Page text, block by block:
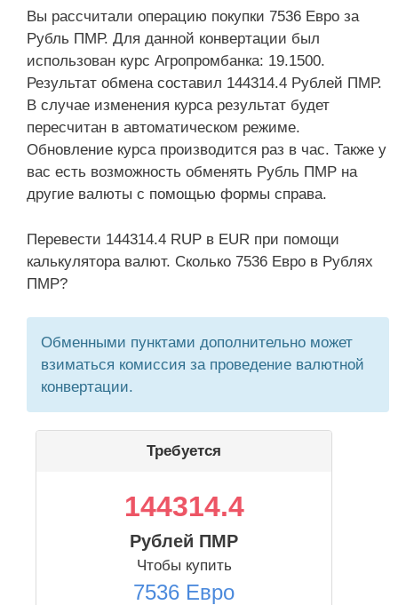
Вы рассчитали операцию покупки 7536 Евро за
Рубль ПМР. Для данной конвертации был
использован курс Агропромбанка: 19.1500.
Результат обмена составил 144314.4 Рублей ПМР.
В случае изменения курса результат будет
пересчитан в автоматическом режиме.
Обновление курса производится раз в час. Также у
вас есть возможность обменять Рубль ПМР на
другие валюты с помощью формы справа.
Перевести 144314.4 RUP в EUR при помощи
калькулятора валют. Сколько 7536 Евро в Рублях
ПМР?
Обменными пунктами дополнительно может
взиматься комиссия за проведение валютной
конвертации.
Требуется
144314.4
Рублей ПМР
Чтобы купить
7536 Евро